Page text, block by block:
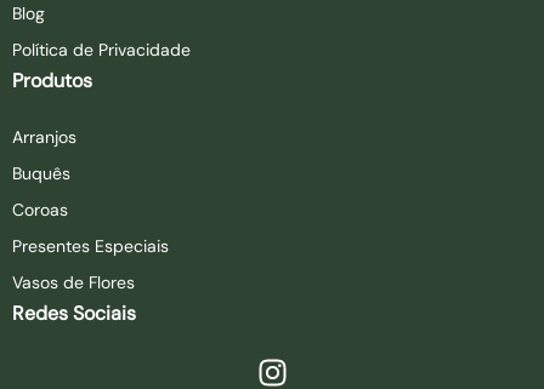
Blog
Política de Privacidade
Produtos
Arranjos
Buquês
Coroas
Presentes Especiais
Vasos de Flores
Redes Sociais